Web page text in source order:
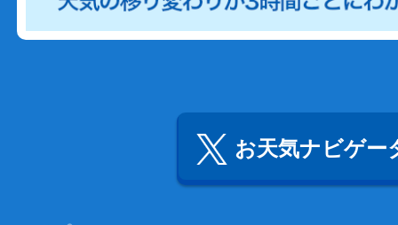
お天気ナビゲー